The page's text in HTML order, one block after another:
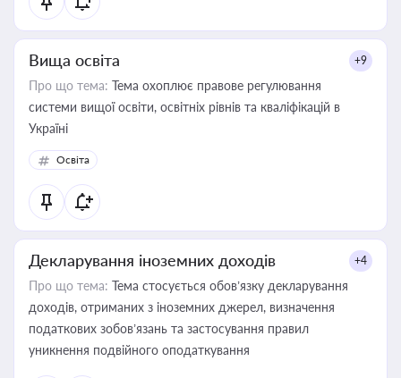
Вища освіта +9
Про що тема: Тема охоплює правове регулювання
системи вищої освіти, освітніх рівнів та кваліфікацій в
Україні
Освіта
Декларування іноземних доходів +4
Про що тема: Тема стосується обов’язку декларування
доходів, отриманих з іноземних джерел, визначення
податкових зобов’язань та застосування правил
уникнення подвійного оподаткування